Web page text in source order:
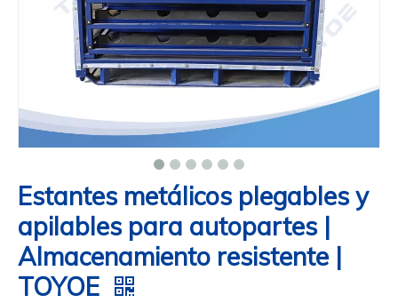
Estantes metálicos plegables y
apilables para autopartes |
Almacenamiento resistente |
TOYOE